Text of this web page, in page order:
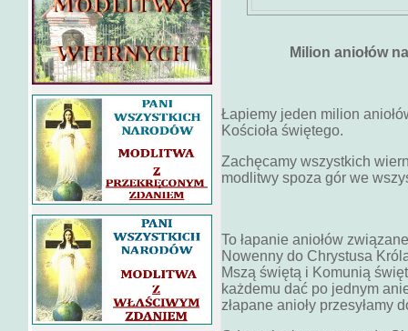
Milion aniołów
Łapiemy jeden milion
Kościoła świętego.
Zachęcamy wszystkich
modlitwy spoza gór we
To łapanie aniołów
Nowenny do Chrystusa
Mszą świętą i Komunią
każdemu dać po jednym
złapane anioły przesyłamy